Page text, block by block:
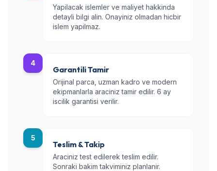
Yapilacak islemler ve maliyet hakkinda
detayli bilgi alin. Onayiniz olmadan hicbir
islem yapilmaz.
4
Garantili Tamir
Orijinal parca, uzman kadro ve modern
ekipmanlarla araciniz tamir edilir. 6 ay
iscilik garantisi verilir.
5
Teslim & Takip
Araciniz test edilerek teslim edilir.
Sonraki bakim takviminiz planlanir.